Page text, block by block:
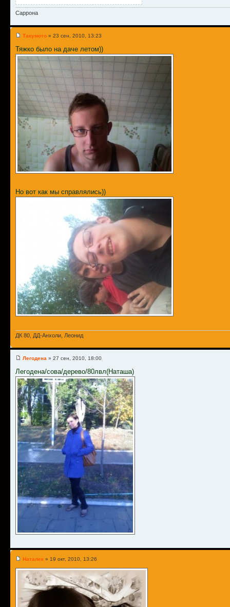
Саррона
Такумото » 23 сен, 2010, 13:23
Тяжко было на даче летом))
Но вот как мы справлялись))
ДК 80, ДД-Анхоли, Леонид
Легодена » 27 сен, 2010, 18:00
Легодена/сова/дерево/80лвл(Наташа)
Наталек » 19 окт, 2010, 13:26